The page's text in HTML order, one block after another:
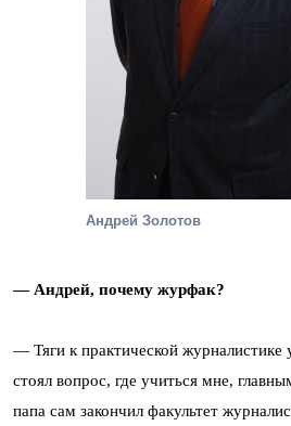
Андрей Золотов
— Андрей, почему журфак?
— Тяги к практической журналистике
стоял вопрос, где учиться мне,
папа сам закончил факультет